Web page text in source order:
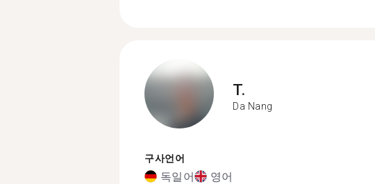
T.
Da Nang
구사언어
독일어 영어